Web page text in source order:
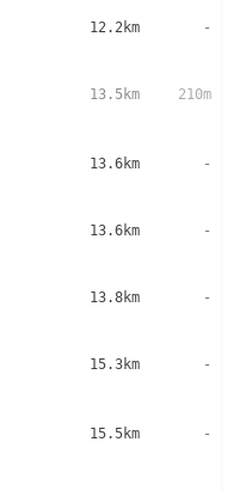
12.2km -
13.5km 210m
13.6km -
13.6km -
13.8km -
15.3km -
15.5km -